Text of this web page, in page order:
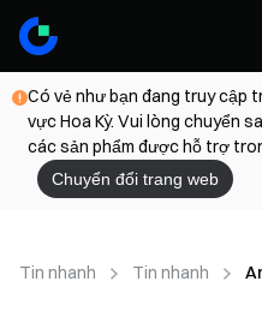
Có vẻ như bạn đang truy cập
vực Hoa Kỳ. Vui lòng chuyển
các sản phẩm được hỗ trợ
Chuyển đổi trang web
Tin nhanh Tin nhanh